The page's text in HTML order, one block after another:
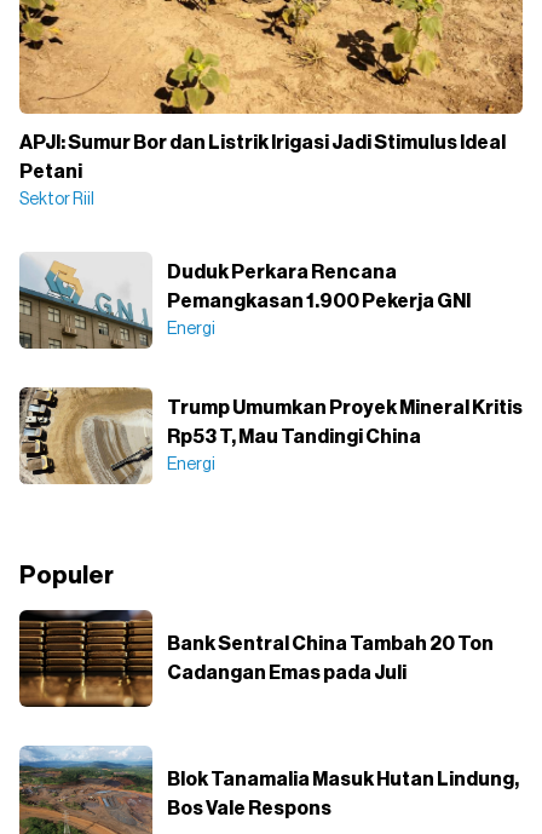
APJI: Sumur Bor dan Listrik Irigasi Jadi Stimulus Ideal
Petani
Sektor Riil
Duduk Perkara Rencana
Pemangkasan 1.900 Pekerja GNI
Energi
Trump Umumkan Proyek Mineral Kritis
Rp53 T, Mau Tandingi China
Energi
Populer
Bank Sentral China Tambah 20 Ton
Cadangan Emas pada Juli
Blok Tanamalia Masuk Hutan Lindung,
Bos Vale Respons